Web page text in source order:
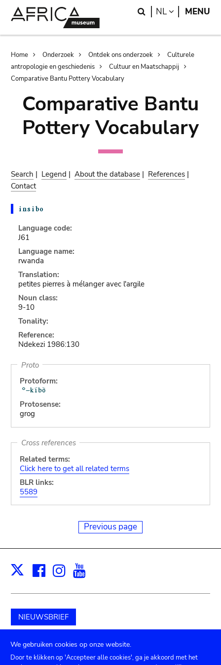
Search
NL LANGUAGE
MENU
Breadcrumb
Home Onderzoek Ontdek ons onderzoek
Culturele
antropologie en geschiedenis
Cultuur en Maatschappij
Comparative Bantu Pottery Vocabulary
Comparative Bantu
Pottery Vocabulary
Search | Legend |About the database | References |
Contact
Language code:
J61
Language name:
rwanda
Translation:
petites pierres à mélanger avec l'argile
Noun class:
9-10
Tonality:
Reference:
Ndekezi 1986:130
Proto
Protoform:
Protosense:
grog
Cross references
Related terms:
Click here to get all related terms
BLR links:
5589
Previous page
X Facebook
Instagram
NIEUWSBRIEF
Schenk aan het museum
We gebruiken cookies op onze website.
Door te klikken op 'Accepteer alle cookies', ga je akkoord met het